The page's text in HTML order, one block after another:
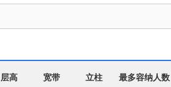
层高 宽带 立柱 最多容纳人数